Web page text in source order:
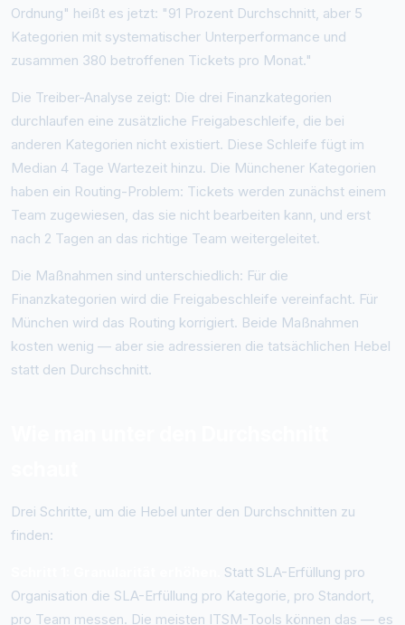
Ordnung" heißt es jetzt: "91 Prozent Durchschnitt, aber 5
Kategorien mit systematischer Unterperformance und
zusammen 380 betroffenen Tickets pro Monat."
Die Treiber-Analyse zeigt: Die drei Finanzkategorien
durchlaufen eine zusätzliche Freigabeschleife, die bei
anderen Kategorien nicht existiert. Diese Schleife fügt im
Median 4 Tage Wartezeit hinzu. Die Münchener Kategorien
haben ein Routing-Problem: Tickets werden zunächst einem
Team zugewiesen, das sie nicht bearbeiten kann, und erst
nach 2 Tagen an das richtige Team weitergeleitet.
Die Maßnahmen sind unterschiedlich: Für die
Finanzkategorien wird die Freigabeschleife vereinfacht. Für
München wird das Routing korrigiert. Beide Maßnahmen
kosten wenig — aber sie adressieren die tatsächlichen Hebel
statt den Durchschnitt.
Drei Schritte, um die Hebel unter den Durchschnitten zu
finden:
Statt SLA-Erfüllung pro
Organisation die SLA-Erfüllung pro Kategorie, pro Standort,
pro Team messen. Die meisten ITSM-Tools können das — es